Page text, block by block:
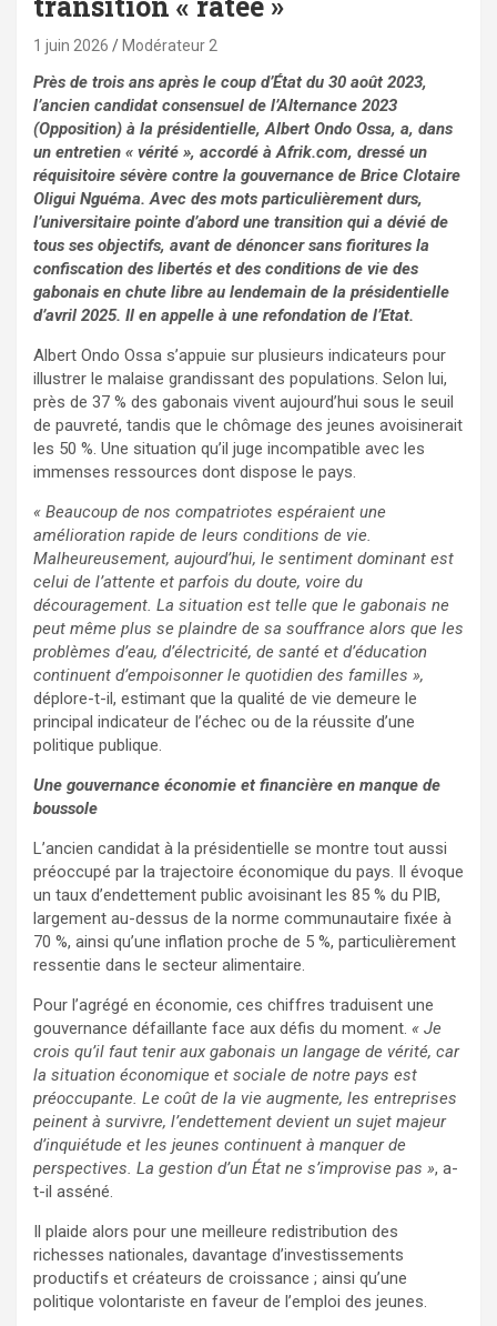
1 juin 2026 Modérateur 2
Près de trois ans après le coup d’État du 30 août 2023,
l’ancien candidat consensuel de l’Alternance 2023
(Opposition) à la présidentielle, Albert Ondo Ossa, a, dans
un entretien « vérité », accordé à Afrik.com, dressé un
réquisitoire sévère contre la gouvernance de Brice Clotaire
Oligui Nguéma. Avec des mots particulièrement durs,
l’universitaire pointe d’abord une transition qui a dévié de
tous ses objectifs, avant de dénoncer sans fioritures la
confiscation des libertés et des conditions de vie des
gabonais en chute libre au lendemain de la présidentielle
d’avril 2025. Il en appelle à une refondation de l’Etat.
Albert Ondo Ossa s’appuie sur plusieurs indicateurs pour
illustrer le malaise grandissant des populations. Selon lui,
près de 37 % des gabonais vivent aujourd’hui sous le seuil
de pauvreté, tandis que le chômage des jeunes avoisinerait
les 50 %. Une situation qu’il juge incompatible avec les
immenses ressources dont dispose le pays.
« Beaucoup de nos compatriotes espéraient une
amélioration rapide de leurs conditions de vie.
Malheureusement, aujourd’hui, le sentiment dominant est
celui de l’attente et parfois du doute, voire du
découragement. La situation est telle que le gabonais ne
peut même plus se plaindre de sa souffrance alors que les
problèmes d’eau, d’électricité, de santé et d’éducation
continuent d’empoisonner le quotidien des familles »,
déplore-t-il, estimant que la qualité de vie demeure le
principal indicateur de l’échec ou de la réussite d’une
politique publique.
Une gouvernance économie et financière en manque de
boussole
L’ancien candidat à la présidentielle se montre tout aussi
préoccupé par la trajectoire économique du pays. Il évoque
un taux d’endettement public avoisinant les 85 % du PIB,
largement au-dessus de la norme communautaire fixée à
70 %, ainsi qu’une inflation proche de 5 %, particulièrement
ressentie dans le secteur alimentaire.
Pour l’agrégé en économie, ces chiffres traduisent une
gouvernance défaillante face aux défis du moment. « Je
crois qu’il faut tenir aux gabonais un langage de vérité, car
la situation économique et sociale de notre pays est
préoccupante. Le coût de la vie augmente, les entreprises
peinent à survivre, l’endettement devient un sujet majeur
d’inquiétude et les jeunes continuent à manquer de
perspectives. La gestion d’un État ne s’improvise pas », a-
t-il asséné.
Il plaide alors pour une meilleure redistribution des
richesses nationales, davantage d’investissements
productifs et créateurs de croissance ; ainsi qu’une
politique volontariste en faveur de l’emploi des jeunes.